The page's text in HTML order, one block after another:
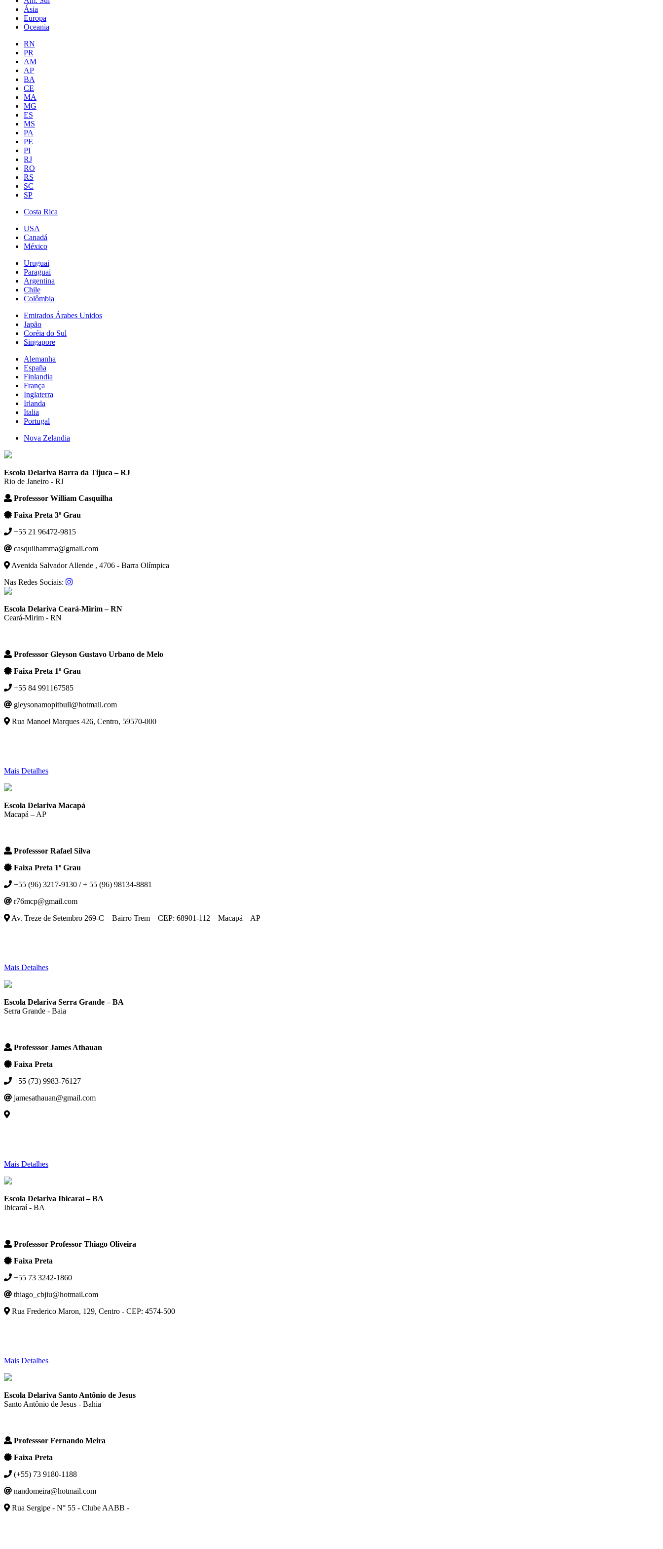
Ásia
Europa
Oceania
RN
PR
AM
AP
BA
CE
MA
MG
ES
MS
PA
PE
PI
RJ
RO
RS
SC
SP
Costa Rica
USA
Canadá
México
Uruguai
Paraguai
Argentina
Chile
Colômbia
Emirados Árabes Unidos
Japão
Coréia do Sul
Singapore
Alemanha
España
Finlandia
França
Inglaterra
Irlanda
Italia
Portugal
Nova Zelandia
Escola Delariva Barra da Tijuca – RJ
Rio de Janeiro - RJ
Professsor William Casquilha
Faixa Preta 3º Grau
+55 21 96472-9815
casquilhamma@gmail.com
Avenida Salvador Allende , 4706 - Barra Olímpica
Nas Redes Sociais:
Escola Delariva Ceará-Mirim – RN
Ceará-Mirim - RN
Professsor Gleyson Gustavo Urbano de Melo
Faixa Preta 1º Grau
+55 84 991167585
gleysonamopitbull@hotmail.com
Rua Manoel Marques 426, Centro, 59570-000
Mais Detalhes
Escola Delariva Macapá
Macapá – AP
Professsor Rafael Silva
Faixa Preta 1º Grau
+55 (96) 3217-9130 / + 55 (96) 98134-8881
r76mcp@gmail.com
Av. Treze de Setembro 269-C – Bairro Trem – CEP: 68901-112 – Macapá – AP
Mais Detalhes
Escola Delariva Serra Grande – BA
Serra Grande - Baia
Professsor James Athauan
Faixa Preta
+55 (73) 9983-76127
jamesathauan@gmail.com
Mais Detalhes
Escola Delariva Ibicaraí – BA
Ibicaraí - BA
Professsor Professor Thiago Oliveira
Faixa Preta
+55 73 3242-1860
thiago_cbjiu@hotmail.com
Rua Frederico Maron, 129, Centro - CEP: 4574-500
Mais Detalhes
Escola Delariva Santo Antônio de Jesus
Santo Antônio de Jesus - Bahia
Professsor Fernando Meira
Faixa Preta
(+55) 73 9180-1188
nandomeira@hotmail.com
Rua Sergipe - N° 55 - Clube AABB -